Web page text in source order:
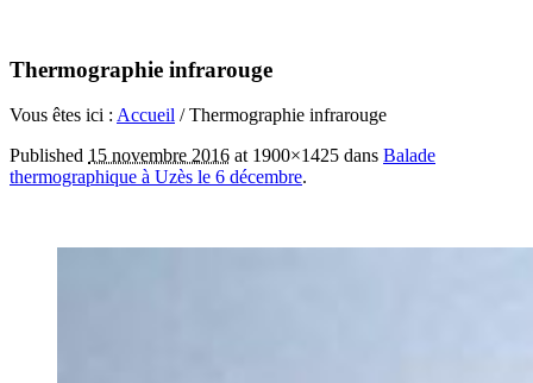
Thermographie infrarouge
Vous êtes ici : Accueil /Thermographie infrarouge
Published 15 novembre 2016 at 1900×1425 dans Balade
thermographique à Uzès le 6 décembre.